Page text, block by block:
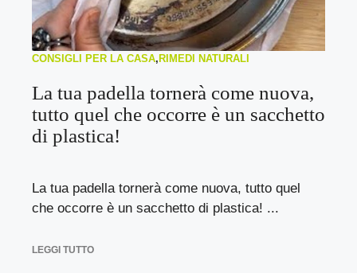
CONSIGLI PER LA CASA, RIMEDI NATURALI
La tua padella tornerà come nuova,
tutto quel che occorre è un sacchetto
di plastica!
La tua padella tornerà come nuova, tutto quel
che occorre è un sacchetto di plastica! ...
LEGGI TUTTO